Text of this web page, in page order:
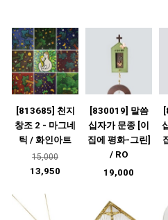
[813685] 천지
창조 2 - 마그네
틱 / 화인아트
15,000
13,950
[830019] 말씀
십자가 문종 [이
집에 평화-그린]
/ RO
19,000